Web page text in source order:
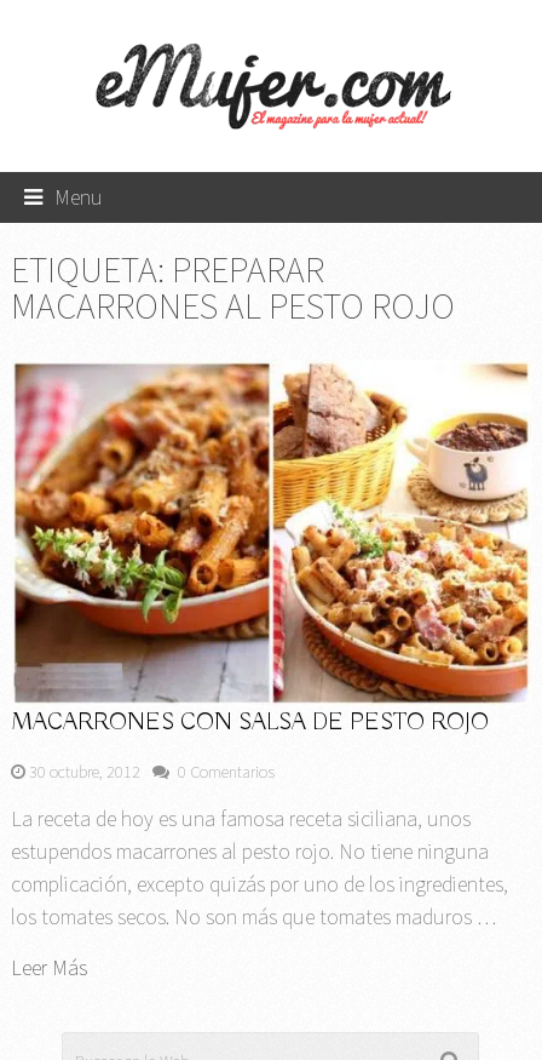
Menu
ETIQUETA: PREPARAR
MACARRONES AL PESTO ROJO
MACARRONES CON SALSA DE PESTO ROJO
30 octubre, 2012 0 Comentarios
La receta de hoy es una famosa receta siciliana, unos
estupendos macarrones al pesto rojo. No tiene ninguna
complicación, excepto quizás por uno de los ingredientes,
los tomates secos. No son más que tomates maduros …
Leer Más